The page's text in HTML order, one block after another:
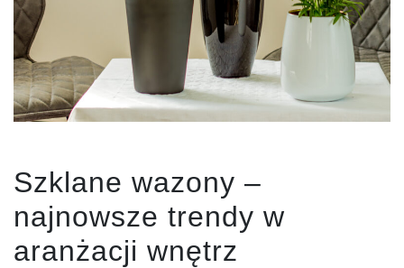
Szklane wazony –
najnowsze trendy w
aranżacji wnętrz